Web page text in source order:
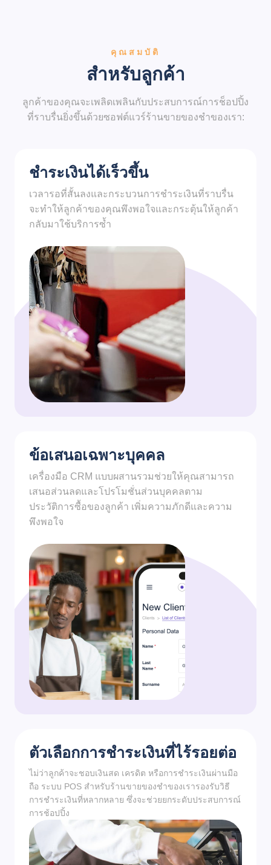
คุณสมบัติ
สำหรับลูกค้า
ลูกค้าของคุณจะเพลิดเพลินกับประสบการณ์การช็อปปิ้ง
ที่ราบรื่นยิ่งขึ้นด้วยซอฟต์แวร์ร้านขายของชำของเรา:
ชำระเงินได้เร็วขึ้น
เวลารอที่สั้นลงและกระบวนการชำระเงินที่ราบรื่น
จะทำให้ลูกค้าของคุณพึงพอใจและกระตุ้นให้ลูกค้า
กลับมาใช้บริการซ้ำ
ข้อเสนอเฉพาะบุคคล
เครื่องมือ CRM แบบผสานรวมช่วยให้คุณสามารถ
เสนอส่วนลดและโปรโมชั่นส่วนบุคคลตาม
ประวัติการซื้อของลูกค้า เพิ่มความภักดีและความ
พึงพอใจ
ตัวเลือกการชำระเงินที่ไร้รอยต่อ
ไม่ว่าลูกค้าจะชอบเงินสด เครดิต หรือการชำระเงินผ่านมือ
ถือ ระบบ POS สำหรับร้านขายของชำของเรารองรับวิธี
การชำระเงินที่หลากหลาย ซึ่งจะช่วยยกระดับประสบการณ์
การช้อปปิ้ง